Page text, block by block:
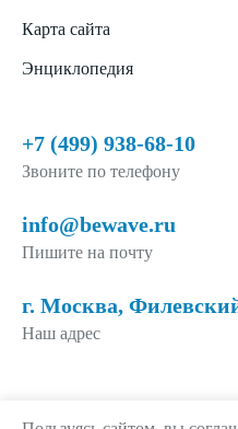
Карта сайта
Энциклопедия
+7 (499) 938-68-10
Звоните по телефону
info@bewave.ru
Пишите на почту
г. Москва,
Наш адрес